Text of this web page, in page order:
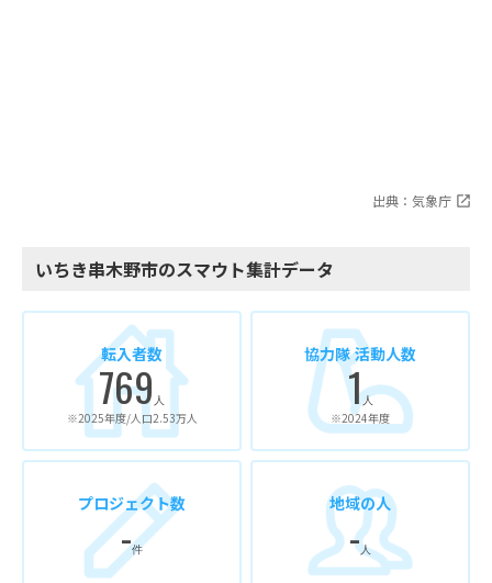
出典：気象庁
いちき串木野市のスマウト集計データ
転入者数
769 人
※2025年度/人口2.53万人
協力隊 活動人数
1人
※2024年度
プロジェクト数
-件
地域の人
-人